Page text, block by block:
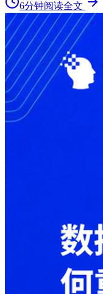
6分钟阅读全文